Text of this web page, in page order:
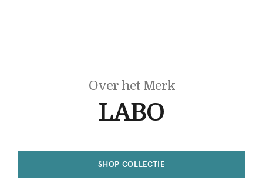
Over het Merk
LABO
SHOP COLLECTIE